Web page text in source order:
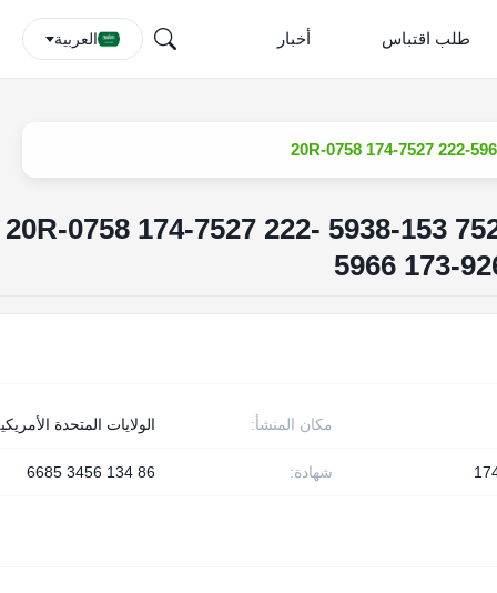
طلب اقتباس أخبار العربية
محفر فوهة حقن 174-7528 153-5938 20R-0758 174-7527 222-
5966 173-
مكان المنشأ: الولايات المتحدة
شهادة: 86 134 3456 6685